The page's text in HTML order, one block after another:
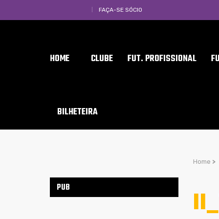
FAÇA-SE SÓCIO
HOME CLUBE FUT. PROFISSIONAL
BILHETEIRA
Home >
PUB